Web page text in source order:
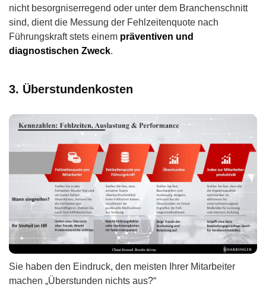
nicht besorgniserregend oder unter dem Branchenschnitt
sind, dient die Messung der Fehlzeitenquote nach
Führungskraft stets einem präventiven und
diagnostischen Zweck.
3. Überstundenkosten
Sie haben den Eindruck, den meisten Ihrer Mitarbeiter
machen „Überstunden nichts aus?“